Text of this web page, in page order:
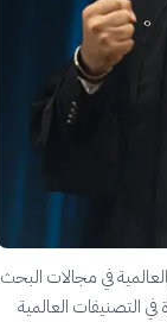
في مجالات البحث
في التصنيفات العالمية